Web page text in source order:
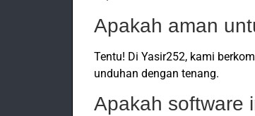
Apakah aman
Tentu! Di Yasir252, kami
unduhan dengan tenang.
Apakah software